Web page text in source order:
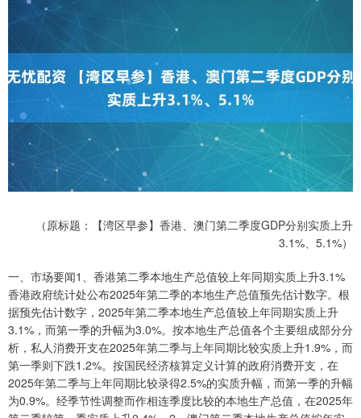
（原标题：【湾区早参】香港、澳门第二季度GDP分别实质上升
3.1%、5.1%）
一、市场要闻1、香港第二季本地生产总值较上年同期实质上升3.1%
香港政府统计处公布2025年第二季的本地生产总值预先估计数字。根
据预先估计数字，2025年第二季本地生产总值较上年同期实质上升
3.1%，而第一季的升幅为3.0%。按本地生产总值各个主要组成部分分
析，私人消费开支在2025年第二季与上年同期比较实质上升1.9%，而
第一季则下跌1.2%。按国民经济核算定义计算的政府消费开支，在
2025年第二季与上年同期比较录得2.5%的实质升幅，而第一季的升幅
为0.9%。经季节性调整而作相连季度比较的本地生产总值，在2025年